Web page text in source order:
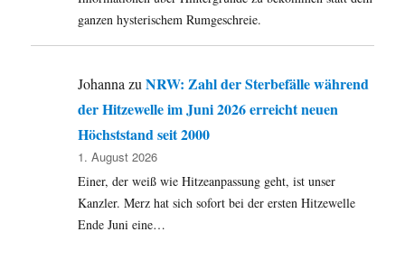
ganzen hysterischem Rumgeschreie.
JohannazuNRW: Zahl der Sterbefälle während
der Hitzewelle im Juni 2026 erreicht neuen
Höchststand seit 2000
1. August 2026
Einer, der weiß wie Hitzeanpassung geht, ist unser
Kanzler. Merz hat sich sofort bei der ersten Hitzewelle
Ende Juni eine…